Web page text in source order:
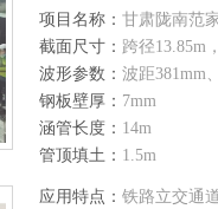
项目名称：甘肃陇南范
目
截面尺寸： 跨径13.85m
波形参数：波距381mm
钢板壁厚： 7mm
涵管长度： 14m
管顶填土： 1.5m
应用特点：铁路立交通